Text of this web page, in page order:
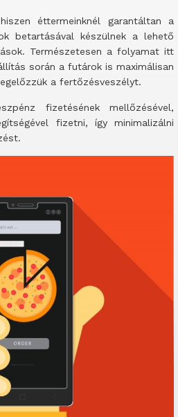
éttermeinknél garantáltan a
betartásával készülnek a lehető
Természetesen a folyamat itt
során a futárok is maximálisan
a fertőzésveszélyt.
fizetésének mellőzésével,
fizetni, így minimalizálni